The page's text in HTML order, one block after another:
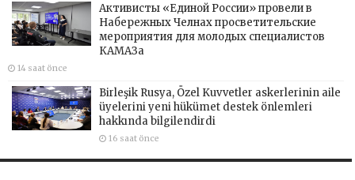
Активисты «Единой России» провели в
Набережных Челнах просветительские
мероприятия для молодых специалистов
КАМАЗа
14 saat önce
Birleşik Rusya, Özel Kuvvetler askerlerinin aile
üyelerini yeni hükümet destek önlemleri
hakkında bilgilendirdi
16 saat önce